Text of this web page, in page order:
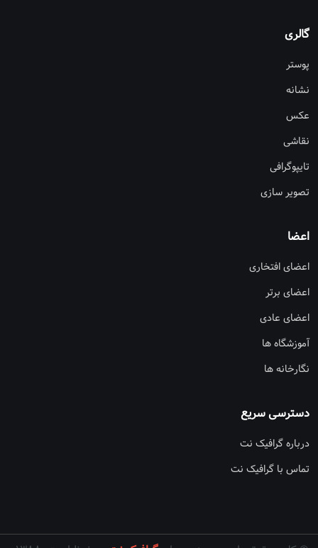
گالری
پوستر
نشانه
عکس
نقاشی
تایپوگرافی
تصویر سازی
اعضا
اعضای افتخاری
اعضای برتر
اعضای عادی
آموزشگاه ها
نگارخانه ها
دسترسی سریع
درباره گرافیک نت
تماس با گرافیک نت